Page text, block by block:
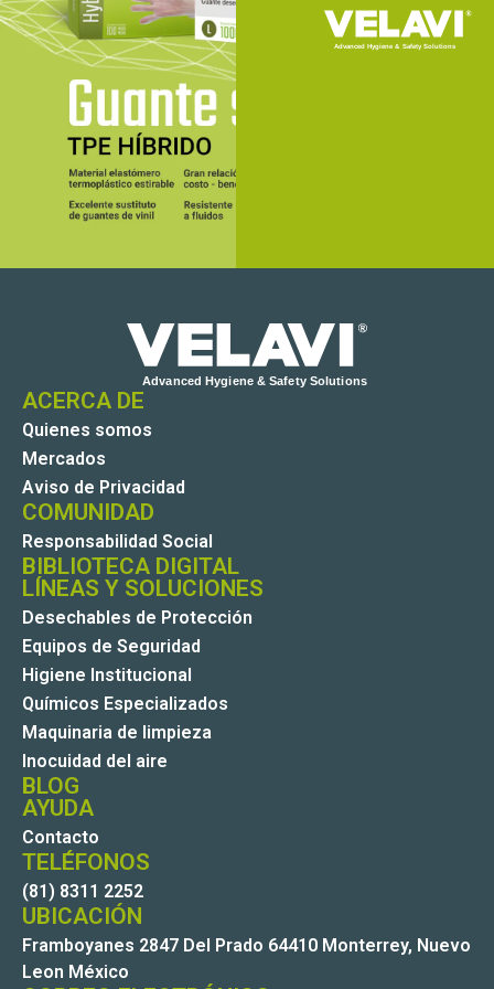
ACERCA DE
Quienes somos
Mercados
Aviso de Privacidad
COMUNIDAD
Responsabilidad Social
BIBLIOTECA DIGITAL
LÍNEAS Y SOLUCIONES
Desechables de Protección
Equipos de Seguridad
Higiene Institucional
Químicos Especializados
Maquinaria de limpieza
Inocuidad del aire
BLOG
AYUDA
Contacto
TELÉFONOS
(81) 8311 2252
UBICACIÓN
Framboyanes 2847 Del Prado 64410 Monterrey, Nuevo
Leon México